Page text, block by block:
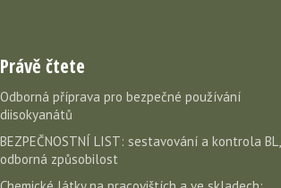
Právě čtete
Odborná příprava pro bezpečné používání
diisokyanátů
BEZPEČNOSTNÍ LIST: sestavování a kontrola BL,
odborná způsobilost